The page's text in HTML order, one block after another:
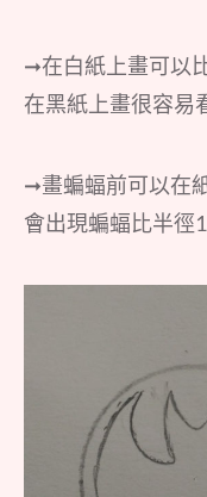
➞在白紙上畫可以
在黑紙上畫很容易
➞畫蝙蝠前可以在
會出現蝙蝠比半